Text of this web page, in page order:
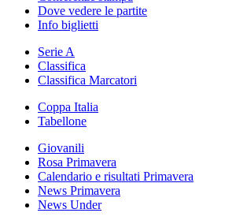
Dove vedere le partite
Info biglietti
Serie A
Classifica
Classifica Marcatori
Coppa Italia
Tabellone
Giovanili
Rosa Primavera
Calendario e risultati Primavera
News Primavera
News Under